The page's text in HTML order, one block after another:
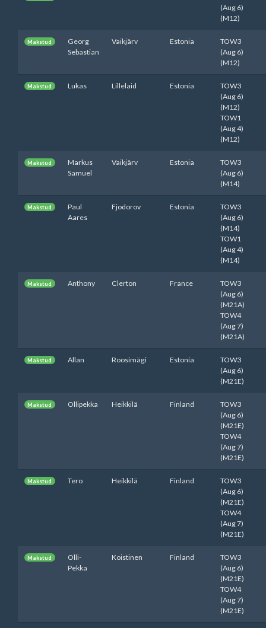
(Aug 6)
(M12)
Makstud
Georg
Sebastian
Vaikjärv Estonia
TOW3
(Aug 6)
(M12)
Makstud Lukas Lillelaid Estonia
TOW3
(Aug 6)
(M12)
TOW1
(Aug 4)
(M12)
Makstud
Markus
Samuel
Vaikjärv Estonia
TOW3
(Aug 6)
(M14)
Makstud
Paul
Aares
Fjodorov Estonia
TOW3
(Aug 6)
(M14)
TOW1
(Aug 4)
(M14)
Makstud Anthony Clerton France
TOW3
(Aug 6)
(M21A)
TOW4
(Aug 7)
(M21A)
Makstud Allan Roosimägi Estonia
TOW3
(Aug 6)
(M21E)
Makstud Ollipekka Heikkilä Finland
TOW3
(Aug 6)
(M21E)
TOW4
(Aug 7)
(M21E)
Makstud Tero Heikkilä Finland
TOW3
(Aug 6)
(M21E)
TOW4
(Aug 7)
(M21E)
Makstud
Olli-
Pekka
Koistinen Finland
TOW3
(Aug 6)
(M21E)
TOW4
(Aug 7)
(M21E)